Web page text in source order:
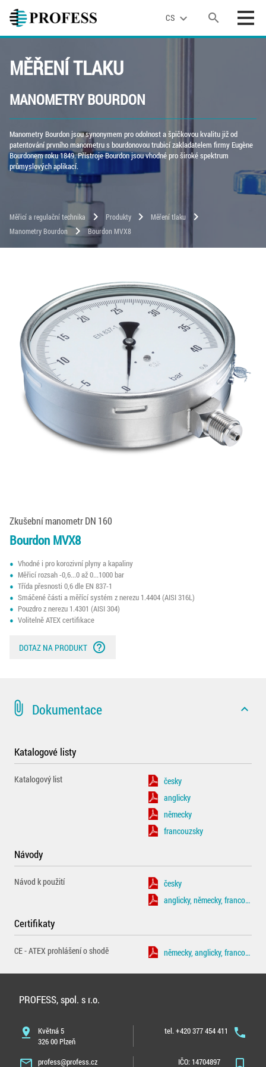
CS expand_more search
MĚŘENÍ TLAKU
MANOMETRY BOURDON
Manometry Bourdon jsou synonymem pro odolnost a špičkovou kvalitu již od
patentování prvního manometru s bourdonovou trubicí zakladatelem firmy Eugène
Bourdonem roku 1849. Přístroje Bourdon jsou vhodné pro široké spektrum
průmyslových aplikací.
Měřicí a regulační technika chevron_right Produkty chevron_right Měření tlaku chevron_right
Manometry Bourdon chevron_right Bourdon MVX8
Zkušební manometr DN 160
Bourdon MVX8
Vhodné i pro korozivní plyny a kapaliny
Měřicí rozsah -0,6...0 až 0...1000 bar
Třída přesnosti 0,6 dle EN 837-1
Smáčené části a měřící systém z nerezu 1.4404 (AISI 316L)
Pouzdro z nerezu 1.4301 (AISI 304)
Volitelně ATEX certifikace
DOTAZ NA PRODUKT help_outline
attach_file Dokumentace expand_less
Katalogové listy
Katalogový list
česky
anglicky
německy
francouzsky
Návody
Návod k použití
česky
anglicky, německy, francouzsky, španělsky
Certifikaty
CE - ATEX prohlášení o shodě německy, anglicky, francouzsky
PROFESS, spol. s r.o.
pin_drop
Květná 5
326 00 Plzeň
phone
tel. +420 377 454 411
mail_outline profess@profess.cz bookmark_border
IČO: 14704897